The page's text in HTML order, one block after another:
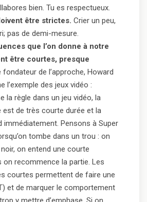
bien. Tu es respectueux.
être strictes. Crier un peu,
pas de demi-mesure.
que l’on donne à notre
être courtes, presque
fondateur de l’approche, Howard
l’exemple des jeux vidéo :
la règle dans un jeu vidéo, la
est de très courte durée et la
immédiatement. Pensons à Super
tombe dans un trou : on
on entend une courte
on recommence la partie. Les
courtes permettent de faire une
et de marquer le comportement